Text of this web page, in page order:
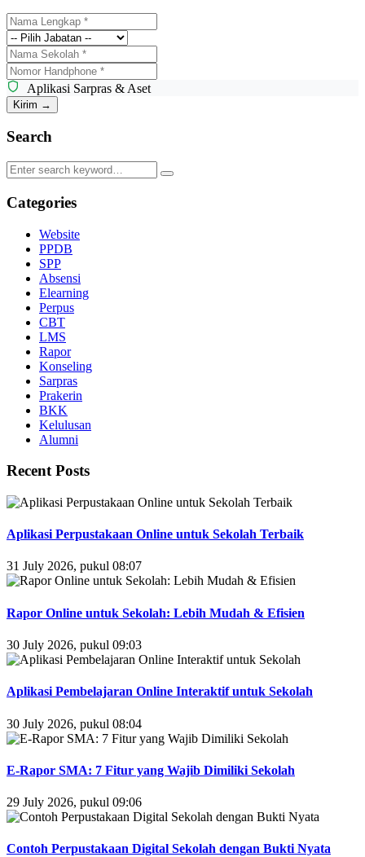
Aplikasi Sarpras & Aset
Kirim →
Search
Categories
Website
PPDB
SPP
Absensi
Elearning
Perpus
CBT
LMS
Rapor
Konseling
Sarpras
Prakerin
BKK
Kelulusan
Alumni
Recent Posts
Aplikasi Perpustakaan Online untuk Sekolah Terbaik
31 July 2026, pukul 08:07
Rapor Online untuk Sekolah: Lebih Mudah & Efisien
30 July 2026, pukul 09:03
Aplikasi Pembelajaran Online Interaktif untuk Sekolah
30 July 2026, pukul 08:04
E-Rapor SMA: 7 Fitur yang Wajib Dimiliki Sekolah
29 July 2026, pukul 09:06
Contoh Perpustakaan Digital Sekolah dengan Bukti Nyata